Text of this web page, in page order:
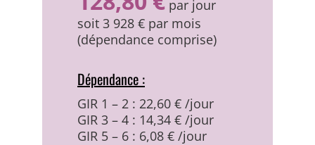
par jour
soit 3 928 € par mois
(dépendance comprise)
Dépendance :
GIR 1 – 2 : 22,60 € /jour
GIR 3 – 4 : 14,34 € /jour
GIR 5 – 6 : 6,08 € /jour